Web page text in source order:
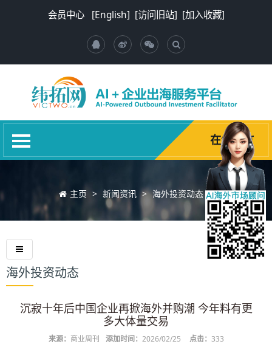
环球商机
推荐国家
商业报告
海项加速器
诚聘英才
会员中心 [English] [访问旧站] [加入收藏]
在线留言
主页 > 新闻资讯 > 海外投资动态 >
海外投资动态
沉寂十年后中国企业再掀海外并购潮 今年料有更
多大体量交易
来源： 商业周刊 添加时间： 2026/02/25 点击： 333